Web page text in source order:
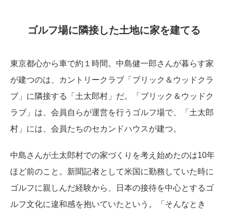
ゴルフ場に隣接した土地に家を建てる
東京都心から車で約１時間。中島健一郎さんが暮らす家
が建つのは、カントリークラブ「ブリック＆ウッドクラ
ブ」に隣接する「土太郎村」だ。「ブリック＆ウッドク
ラブ」は、会員自らが運営を行うゴルフ場で、「土太郎
村」には、会員たちのセカンドハウスが建つ。
中島さんが土太郎村での家づくりを考え始めたのは10年
ほど前のこと。新聞記者として米国に勤務していた時に
ゴルフに親しんだ経験から、日本の接待を中心とするゴ
ルフ文化に違和感を抱いていたという。「そんなとき